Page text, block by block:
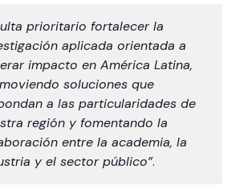
prioritario fortalecer la
aplicada orientada a
impacto en América Latina,
soluciones que
a las particularidades de
región y fomentando la
entre la academia, la
y el sector público”.